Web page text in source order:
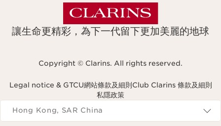
讓生命更精彩，為下一代留下更加美麗的地球
Copyright © Clarins. All rights reserved.
Legal notice & GTCU網站條款及細則 Club Clarins 條款及細則
私隱政策
Navigates to
Hong Kong, SAR China